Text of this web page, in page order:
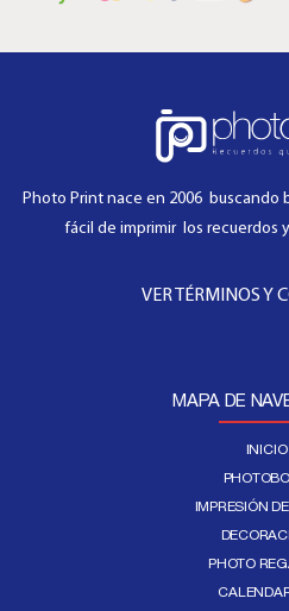
Photo Print nace en 2006 buscando
fácil de imprimir los recuerdos
VER TÉRMINOS Y
MAPA DE
INICIO
IMPRESIÓN
PHOTO